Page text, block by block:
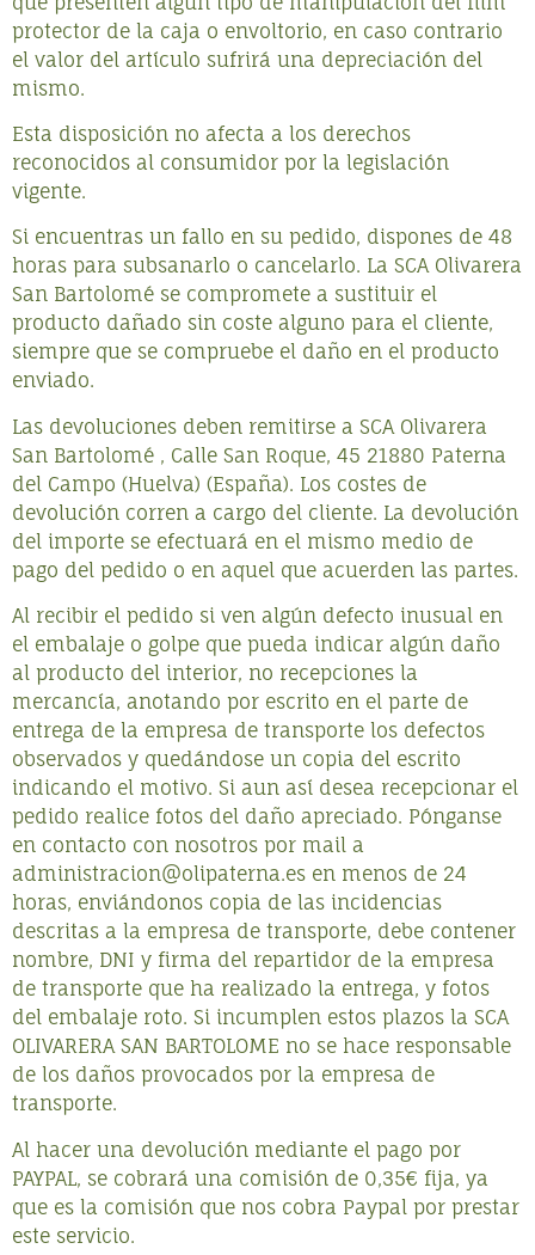
protector de la caja o envoltorio, en caso contrario
el valor del artículo sufrirá una depreciación del
mismo.
Esta disposición no afecta a los derechos
reconocidos al consumidor por la legislación
vigente.
Si encuentras un fallo en su pedido, dispones de 48
horas para subsanarlo o cancelarlo. La SCA Olivarera
San Bartolomé se compromete a sustituir el
producto dañado sin coste alguno para el cliente,
siempre que se compruebe el daño en el producto
enviado.
Las devoluciones deben remitirse a SCA Olivarera
San Bartolomé , Calle San Roque, 45 21880 Paterna
del Campo (Huelva) (España). Los costes de
devolución corren a cargo del cliente. La devolución
del importe se efectuará en el mismo medio de
pago del pedido o en aquel que acuerden las partes.
Al recibir el pedido si ven algún defecto inusual en
el embalaje o golpe que pueda indicar algún daño
al producto del interior, no recepciones la
mercancí­a, anotando por escrito en el parte de
entrega de la empresa de transporte los defectos
observados y quedándose un copia del escrito
indicando el motivo. Si aun así­ desea recepcionar el
pedido realice fotos del daño apreciado. Pónganse
en contacto con nosotros por mail a
administracion@olipaterna.es en menos de 24
horas, enviándonos copia de las incidencias
descritas a la empresa de transporte, debe contener
nombre, DNI y firma del repartidor de la empresa
de transporte que ha realizado la entrega, y fotos
del embalaje roto. Si incumplen estos plazos la SCA
OLIVARERA SAN BARTOLOME no se hace responsable
de los daños provocados por la empresa de
transporte.
Al hacer una devolución mediante el pago por
PAYPAL, se cobrará una comisión de 0,35€ fija, ya
que es la comisión que nos cobra Paypal por prestar
este servicio.